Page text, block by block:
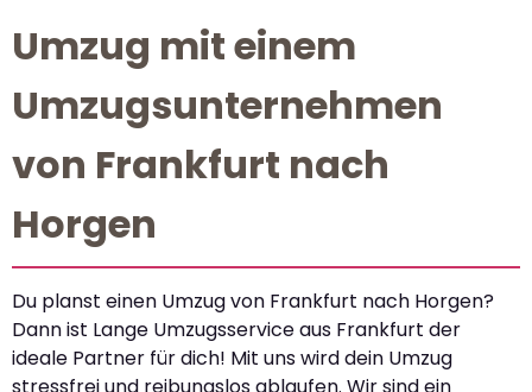
Umzug mit einem
Umzugsunternehmen
von Frankfurt nach
Horgen
Du planst einen Umzug von Frankfurt nach Horgen?
Dann ist Lange Umzugsservice aus Frankfurt der
ideale Partner für dich! Mit uns wird dein Umzug